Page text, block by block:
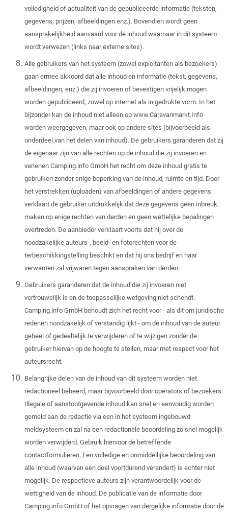
volledigheid of actualiteit van de gepubliceerde informatie (teksten,
gegevens, prijzen, afbeeldingen enz.). Bovendien wordt geen
aansprakelijkheid aanvaard voor de inhoud waarnaar in dit systeem
wordt verwezen (links naar externe sites).
Alle gebruikers van het systeem (zowel exploitanten als bezoekers)
gaan ermee akkoord dat alle inhoud en informatie (tekst, gegevens,
afbeeldingen, enz.) die zij invoeren of bevestigen vrijelijk mogen
worden gepubliceerd, zowel op internet als in gedrukte vorm. In het
bijzonder kan de inhoud niet alleen op www.Caravanmarkt.Info
worden weergegeven, maar ook op andere sites (bijvoorbeeld als
onderdeel van het delen van inhoud). De gebruikers garanderen dat zij
de eigenaar zijn van alle rechten op de inhoud die zij invoeren en
verlenen Camping.info GmbH het recht om deze inhoud gratis te
gebruiken zonder enige beperking van de inhoud, ruimte en tijd. Door
het verstrekken (uploaden) van afbeeldingen of andere gegevens
verklaart de gebruiker uitdrukkelijk dat deze gegevens geen inbreuk
maken op enige rechten van derden en geen wettelijke bepalingen
overtreden. De aanbieder verklaart voorts dat hij over de
noodzakelijke auteurs-, beeld- en fotorechten voor de
terbeschikkingstelling beschikt en dat hij ons bedrijf en haar
verwanten zal vrijwaren tegen aanspraken van derden.
Gebruikers garanderen dat de inhoud die zij invoeren niet
vertrouwelijk is en de toepasselijke wetgeving niet schendt.
Camping.info GmbH behoudt zich het recht voor - als dit om juridische
redenen noodzakelijk of verstandig lijkt - om de inhoud van de auteur
geheel of gedeeltelijk te verwijderen of te wijzigen zonder de
gebruiker hiervan op de hoogte te stellen, maar met respect voor het
auteursrecht.
Belangrijke delen van de inhoud van dit systeem worden niet
redactioneel beheerd, maar bijvoorbeeld door operators of bezoekers.
Illegale of aanstootgevende inhoud kan snel en eenvoudig worden
gemeld aan de redactie via een in het systeem ingebouwd
meldsysteem en zal na een redactionele beoordeling zo snel mogelijk
worden verwijderd. Gebruik hiervoor de betreffende
contactformulieren. Een volledige en onmiddellijke beoordeling van
alle inhoud (waarvan een deel voortdurend verandert) is echter niet
mogelijk. De respectieve auteurs zijn verantwoordelijk voor de
wettigheid van de inhoud. De publicatie van de informatie door
Camping.info GmbH of het opvragen van dergelijke informatie door de